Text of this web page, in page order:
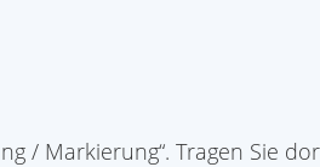
/ Markierung“. Tragen Sie